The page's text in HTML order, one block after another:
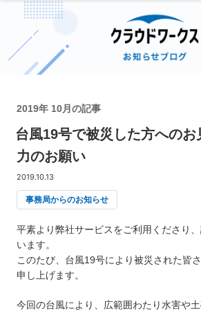
2019年 10月の記事
台風19号で被災した方への
力のお願い
2019.10.13
事務局からのお知らせ
平素より弊社サービスをご利用くださり
います。
このたび、台風19号により被災された皆
申し上げます。
今回の台風により、広範囲わたり水害や